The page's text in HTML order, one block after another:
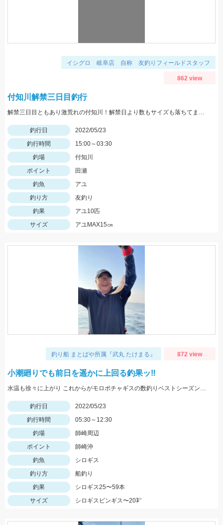
イシグロ 岐阜店 自称 友釣りフィールドスタッフ
862 view
付知川解禁三日目釣行
解禁三日目ともあり激荒れの付知川！解禁日より数もサイズも落ちてますが丁寧に探れば釣れます。四日目も頑張ります！
釣行日
2022/05/23
釣行時間
15:00～03:30
釣場
付知川
ポイント
田瀬
釣魚
アユ
釣り方
友釣り
釣果
アユ10匹
サイズ
アユMAX15㎝
釣り船 まとばや所属『武丸 たけまる』 872 view
小潮廻りでも前日を遥かに上回る釣果ッ‼︎
水温も徐々に上がり これからがモロポチャギスの数釣りベストシーズンインですよッ(・∀・)b
釣行日
2022/05/23
釣行時間
05:30～12:30
釣場
師崎周辺
ポイント
師崎沖
釣魚
シロギス
釣り方
船釣り
釣果
シロギス25〜59本
サイズ
シロギスピンギス〜20㌢